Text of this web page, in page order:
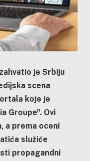
je Srbiju
scena
koje je
Groupe”. Ovi
a prema oceni
služiće
propagandni